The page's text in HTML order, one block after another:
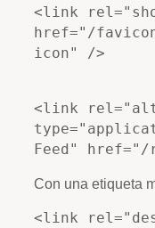
<link
href="/
icon" />
<link
Feed"
Con una etiqueta
<link